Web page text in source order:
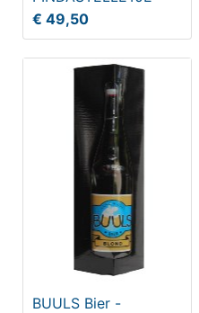
€ 49,50
BUULS Bier -